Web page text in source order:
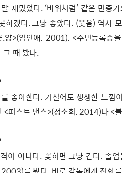
재밌었다. ‘바위처럼’ 같은 민중
하겠다. 그냥 좋았다. (웃음) 역사
양>(임인애, 2001), <주민등록증
때 봤다.
좋아한다. 거칠어도 생생한 느낌
<퍼스트 댄스>(정소희, 2014)나 <
이 아니다. 꽂히면 그냥 간다. 졸